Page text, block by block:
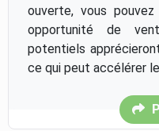
ouverte, vous
opportunité de
potentiels
ce qui peut accélérer